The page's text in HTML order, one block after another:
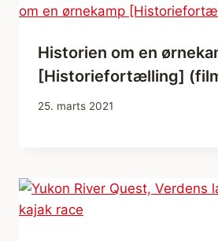
Historien om en
[Historiefortælling]
25. marts 2021